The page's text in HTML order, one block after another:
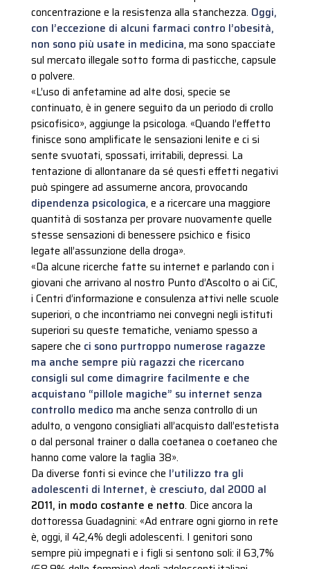
concentrazione e la resistenza alla stanchezza. Oggi,
con l’eccezione di alcuni farmaci contro l’obesità,
non sono più usate in medicina, ma sono spacciate
sul mercato illegale sotto forma di pasticche, capsule
o polvere.
«L’uso di anfetamine ad alte dosi, specie se
continuato, è in genere seguito da un periodo di crollo
psicofisico», aggiunge la psicologa. «Quando l’effetto
finisce sono amplificate le sensazioni lenite e ci si
sente svuotati, spossati, irritabili, depressi. La
tentazione di allontanare da sé questi effetti negativi
può spingere ad assumerne ancora, provocando
dipendenza psicologica, e a ricercare una maggiore
quantità di sostanza per provare nuovamente quelle
stesse sensazioni di benessere psichico e fisico
legate all’assunzione della droga».
«Da alcune ricerche fatte su internet e parlando con i
giovani che arrivano al nostro Punto d’Ascolto o ai CiC,
i Centri d’informazione e consulenza attivi nelle scuole
superiori, o che incontriamo nei convegni negli istituti
superiori su queste tematiche, veniamo spesso a
sapere che ci sono purtroppo numerose ragazze
ma anche sempre più ragazzi che ricercano
consigli sul come dimagrire facilmente e che
acquistano “pillole magiche” su internet senza
controllo medico ma anche senza controllo di un
adulto, o vengono consigliati all’acquisto dall’estetista
o dal personal trainer o dalla coetanea o coetaneo che
hanno come valore la taglia 38».
Da diverse fonti si evince che l’utilizzo tra gli
adolescenti di Internet, è cresciuto, dal 2000 al
2011, in modo costante e netto. Dice ancora la
dottoressa Guadagnini: «Ad entrare ogni giorno in rete
è, oggi, il 42,4% degli adolescenti. I genitori sono
sempre più impegnati e i figli si sentono soli: il 63,7%